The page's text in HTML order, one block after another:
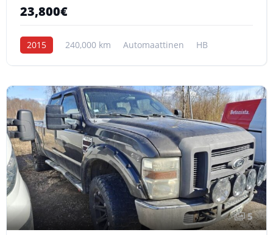
23,800€
2015 240,000 km Automaattinen HB
5